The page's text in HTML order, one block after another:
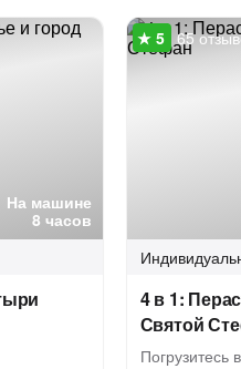
На машине
8 часов
65
4 в 1:
Святой
Погрузитесь